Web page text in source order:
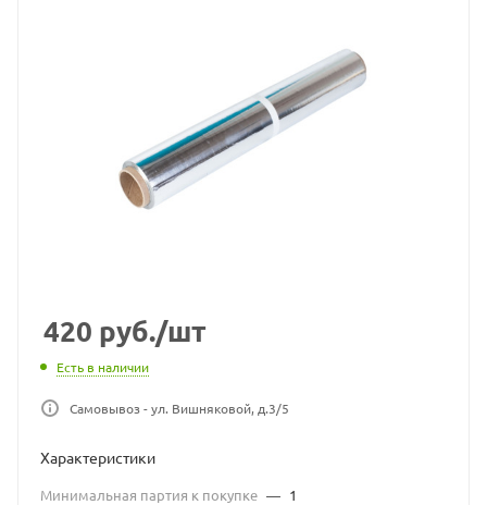
420 руб./шт
Есть в наличии
Самовывоз - ул. Вишняковой, д.3/5
Характеристики
Минимальная партия к покупке — 1